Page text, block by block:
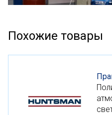
Похожие товары